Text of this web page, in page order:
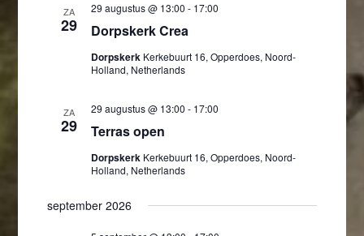
ZA
29 Dorpskerk Crea
29 augustus @ 13:00 - 17:00
Dorpskerk Kerkebuurt 16, Opperdoes, Noord-
Holland, Netherlands
ZA
29 Terras open
29 augustus @ 13:00 - 17:00
Dorpskerk Kerkebuurt 16, Opperdoes, Noord-
Holland, Netherlands
september 2026